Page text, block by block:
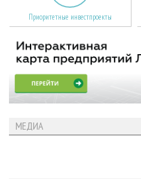
Приоритетные инвестпроекты
МЕДИА